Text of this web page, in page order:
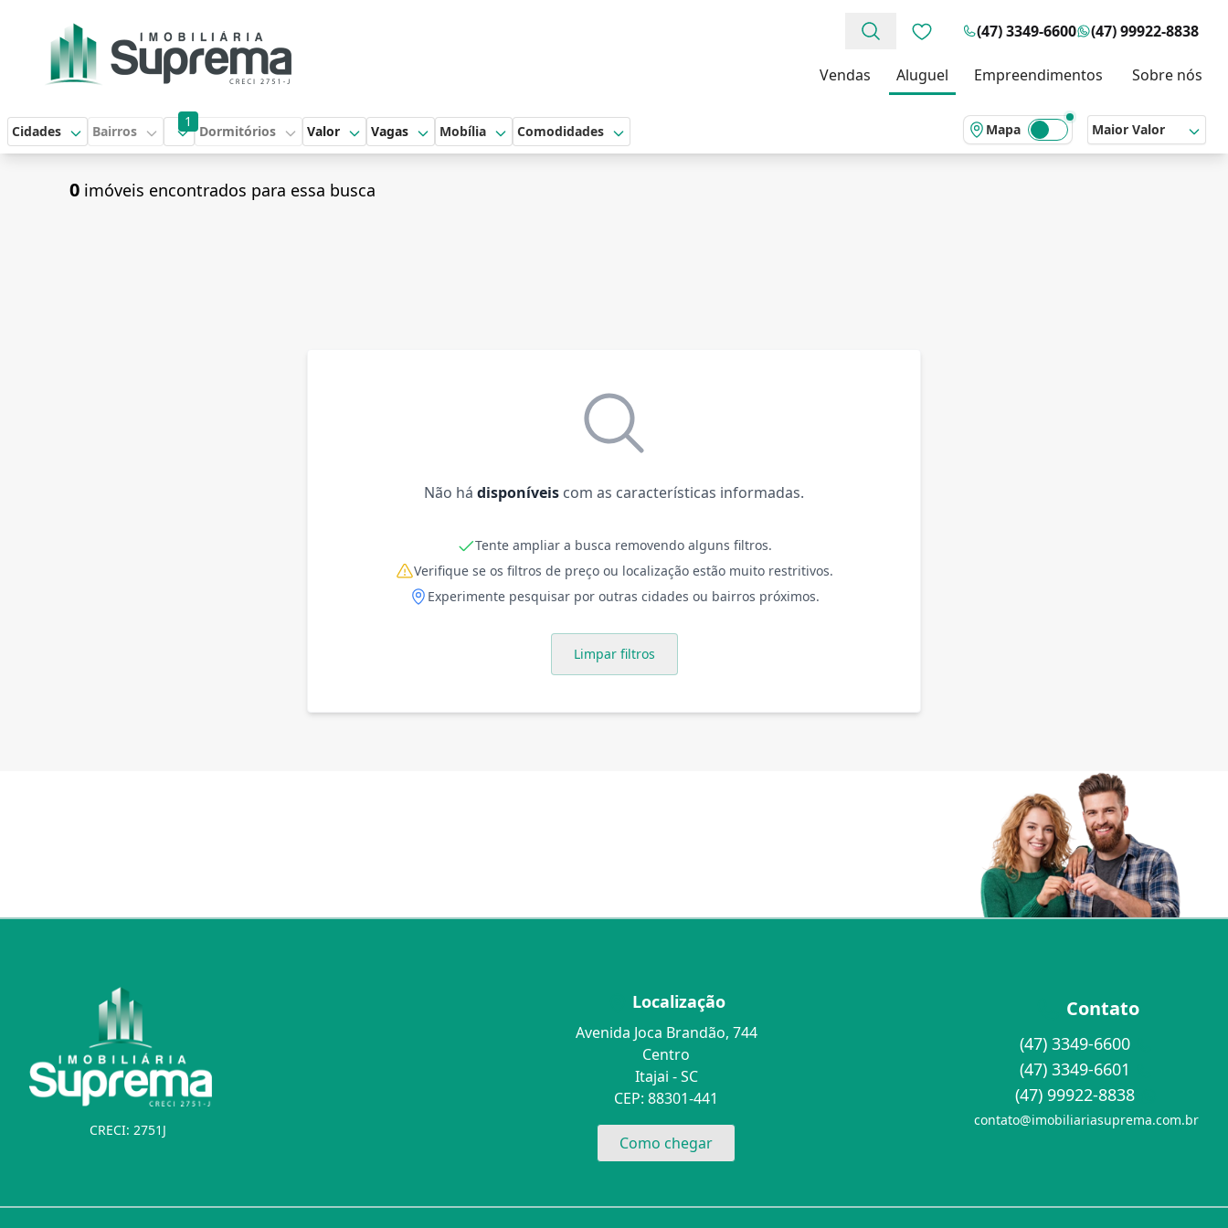
Favoritos (0 itens)
(47) 3349-6600 (47) 99922-8838
Vendas Aluguel Empreendimentos Sobre nós
Cidades Bairros
1
Dormitórios Valor Vagas Mobília Comodidades Mapa Maior Valor
0 imóveis encontrados para essa busca
Não há disponíveis com as características informadas.
Tente ampliar a busca removendo alguns filtros.
Verifique se os filtros de preço ou localização estão muito restritivos.
Experimente pesquisar por outras cidades ou bairros próximos.
Limpar filtros
CRECI: 2751J
Localização
Avenida Joca Brandão, 744
Centro
Itajai - SC
CEP: 88301-441
Como chegar
Contato
(47) 3349-6600
(47) 3349-6601
(47) 99922-8838
contato@imobiliariasuprema.com.br